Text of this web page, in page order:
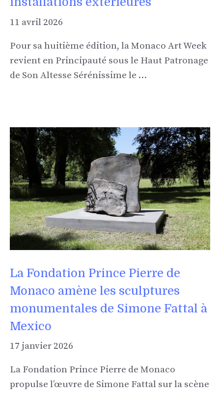
11 avril 2026
Pour sa huitième édition, la Monaco Art Week
revient en Principauté sous le Haut Patronage
de Son Altesse Sérénissime le …
La Fondation Prince Pierre de
Monaco amène les sculptures
monumentales de Simone Fattal à
Mexico
17 janvier 2026
La Fondation Prince Pierre de Monaco
propulse l’œuvre de Simone Fattal sur la scène